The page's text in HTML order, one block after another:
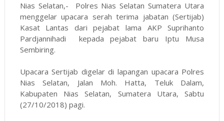
Nias Selatan,- Polres Nias Selatan Sumatera Utara
menggelar upacara serah terima jabatan (Sertijab)
Kasat Lantas dari pejabat lama AKP Suprihanto
Pardjannihadi kepada pejabat baru Iptu Musa
Sembiring.
Upacara Sertijab digelar di lapangan upacara Polres
Nias Selatan, Jalan Moh. Hatta, Teluk Dalam,
Kabupaten Nias Selatan, Sumatera Utara, Sabtu
(27/10/2018) pagi.